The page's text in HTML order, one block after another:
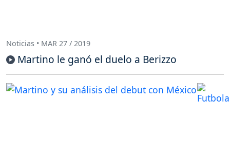
Noticias • MAR 27 / 2019
Martino le ganó el duelo a Berizzo